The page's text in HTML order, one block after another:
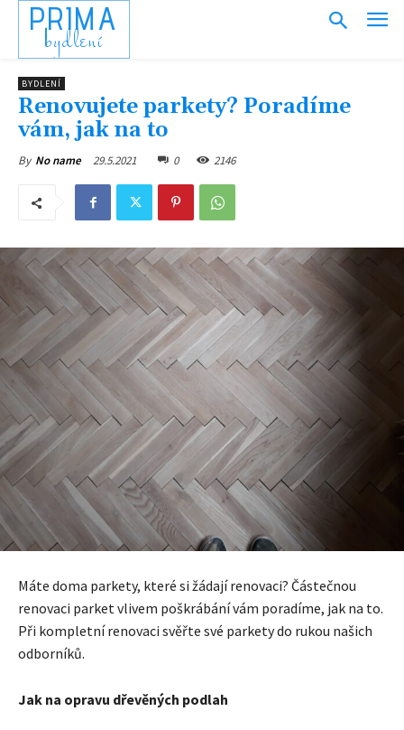
PRIMA
bydlení
BYDLENÍ
Renovujete parkety? Poradíme
vám, jak na to
By No name 29.5.2021 0 2146
Máte doma parkety, které si žádají renovaci? Částečnou
renovaci parket vlivem poškrábání vám poradíme, jak na to.
Při kompletní renovaci svěřte své parkety do rukou našich
odborníků.
Jak na opravu dřevěných podlah